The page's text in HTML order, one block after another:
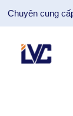
Chuyên cung